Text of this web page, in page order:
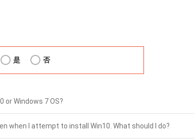
是 否
or Windows 7 OS?
when I attempt to install Win10. What should I do?